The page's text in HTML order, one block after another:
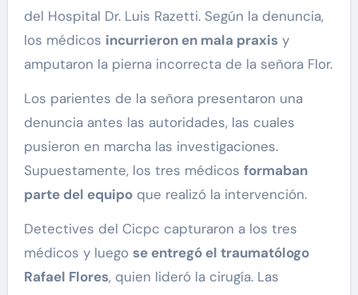
del Hospital Dr. Luis Razetti. Según la denuncia,
los médicos incurrieron en mala praxisy
amputaron la pierna incorrecta de la señora Flor.
Los parientes de la señora presentaron una
denuncia antes las autoridades, las cuales
pusieron en marcha las investigaciones.
Supuestamente, los tres médicos formaban
parte del equipoque realizó la intervención.
Detectives del Cicpc capturaron a los tres
médicos y luego se entregó el traumatólogo
Rafael Flores, quien lideró la cirugía. Las